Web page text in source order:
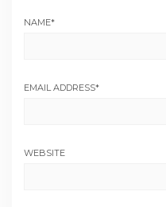
NAME*
EMAIL ADDRESS*
WEBSITE